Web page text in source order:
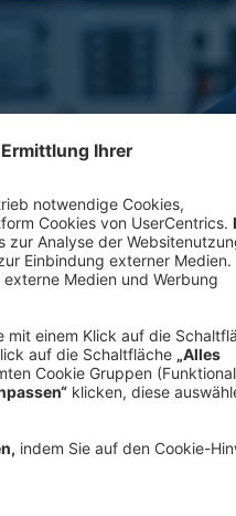
erhalten
Bedingungen
in Krankenhäusern
ihrer
(KHZF)
Anforderungen